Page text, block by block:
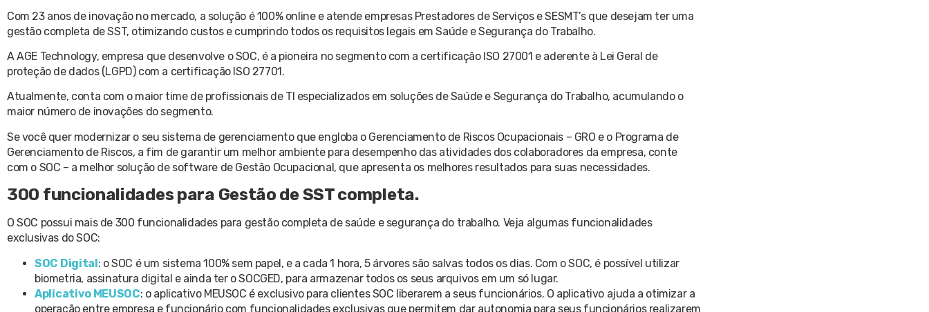
Com 23 anos de inovação no mercado, a solução é 100% online e atende empresas Prestadores de Serviços e SESMT’s que desejam ter uma
gestão completa de SST, otimizando custos e cumprindo todos os requisitos legais em Saúde e Segurança do Trabalho.
A AGE Technology, empresa que desenvolve o SOC, é a pioneira no segmento com a certificação ISO 27001 e aderente à Lei Geral de
proteção de dados (LGPD) com a certificação ISO 27701.
Atualmente, conta com o maior time de profissionais de TI especializados em soluções de Saúde e Segurança do Trabalho, acumulando o
maior número de inovações do segmento.
Se você quer modernizar o seu sistema de gerenciamento que engloba o Gerenciamento de Riscos Ocupacionais – GRO e o Programa de
Gerenciamento de Riscos, a fim de garantir um melhor ambiente para desempenho das atividades dos colaboradores da empresa, conte
com o SOC – a melhor solução de software de Gestão Ocupacional, que apresenta os melhores resultados para suas necessidades.
300 funcionalidades para Gestão de SST completa.
O SOC possui mais de 300 funcionalidades para gestão completa de saúde e segurança do trabalho. Veja algumas funcionalidades
exclusivas do SOC:
SOC Digital: o SOC é um sistema 100% sem papel, e a cada 1 hora, 5 árvores são salvas todos os dias. Com o SOC, é possível utilizar
biometria, assinatura digital e ainda ter o SOCGED, para armazenar todos os seus arquivos em um só lugar.
Aplicativo MEUSOC: o aplicativo MEUSOC é exclusivo para clientes SOC liberarem a seus funcionários. O aplicativo ajuda a otimizar a
operação entre empresa e funcionário com funcionalidades exclusivas que permitem dar autonomia para seus funcionários realizarem